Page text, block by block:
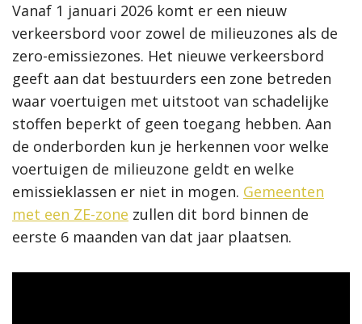
Vanaf 1 januari 2026 komt er een nieuw
verkeersbord voor zowel de milieuzones als de
zero-emissiezones. Het nieuwe verkeersbord
geeft aan dat bestuurders een zone betreden
waar voertuigen met uitstoot van schadelijke
stoffen beperkt of geen toegang hebben. Aan
de onderborden kun je herkennen voor welke
voertuigen de milieuzone geldt en welke
emissieklassen er niet in mogen. Gemeenten
met een ZE-zone zullen dit bord binnen de
eerste 6 maanden van dat jaar plaatsen.